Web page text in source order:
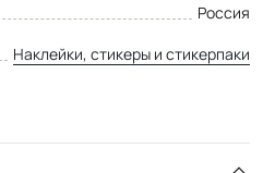
Россия
Наклейки, стикеры и стикерпаки